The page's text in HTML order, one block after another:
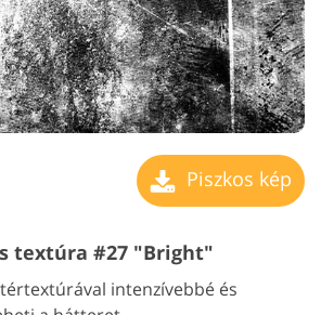
Piszkos kép
textúra #27 "Bright"
intenzívebbé és